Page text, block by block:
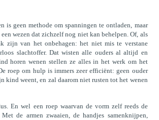
is geen methode om spanningen te ontladen, maar
wezen dat zichzelf nog niet kan behelpen. Of, als
zijn van het onbehagen: het niet mis te verstane
slachtoffer. Dat wisten alle ouders al altijd en
horen wenen stellen ze alles in het werk om het
roep om hulp is immers zeer efficiënt: geen ouder
kind weent, en zal daarom niet rusten tot het wenen
En wel een roep waarvan de vorm zelf reeds de
de armen zwaaien, de handjes samenknijpen,